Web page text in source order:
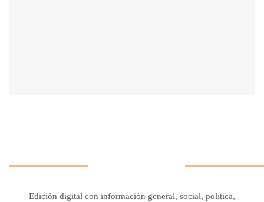
Edición digital con información general, social, política,